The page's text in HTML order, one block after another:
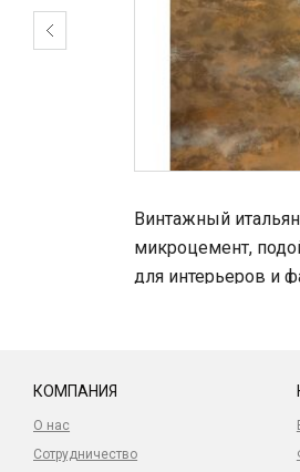
самый большой опыт
возможность как
декор «под ключ»;
декора и поставка
На что можно нанести
веществами на водной
гипсовые поверхности
Винтажный
микроцемент,
для интерьеров и
КОМПАНИЯ
О нас
Сотрудничество